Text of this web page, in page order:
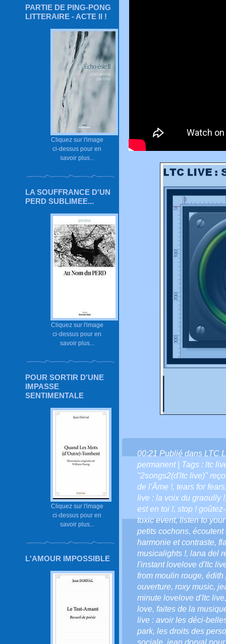
PARTIE DE PING-PONG
LITTERAIRE - ACTE II !
Cliquez sur l'image
ci-dessus pour en
savoir plus...
LA SOUFFRANCE D'UN
PERD SUBLIMEE...
Cliquez sur l'image
ci-dessus pour en
savoir plus...
POUR SORTIR D'UNE
IMPASSE
SENTIMENTALE
Cliquez sur l'image
ci-dessus pour en
savoir plus...
L'AMOUR IMPOSSIBLE
00:21 Publié dans LTC
permanent| Tags : ltc
"2songs2(d'ltc live)"
de l'Âme !, tears for fears
live : la voix du graoully !
est en toi !, stop !
toxic event,listen to
petits cochons, écoutent
harmonie et contraste,
musicalights !, lana del
l'instant lovelove d'ltc
from moulin rouge, édith
ouverture, roxy music,
minute lovelove d'ltc live
love, faites de la
live : avoir les déci-
park, les droits des
sociale jean dorval